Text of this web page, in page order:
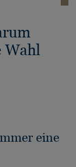
Wahl
eine